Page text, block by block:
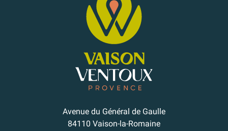
Avenue du Général de Gaulle
84110 Vaison-la-Romaine